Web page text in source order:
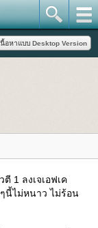
1 ลงเจเอฟเค
นี้ไม่หนาว ไม่ร้อน